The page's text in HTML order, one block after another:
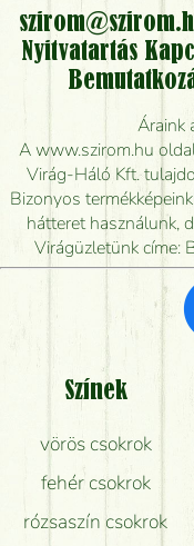
Meddig
Mennyire
mikor tudják
Vörös
Milyen
Tényleg azt
Mit kell tudni
Hogy marad a
Tudok adventi
Nyitvatartás
Áraink
A www.szirom.hu
Virág-Háló Kft.
Bizonyos
hátteret használunk,
Virágüzletünk címe:
Színek
vörös csokrok
fehér csokrok
rózsaszín csokrok